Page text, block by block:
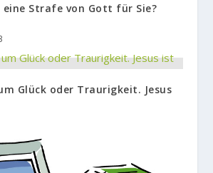
Strafe von Gott für Sie?
Glück oder Traurigkeit. Jesus